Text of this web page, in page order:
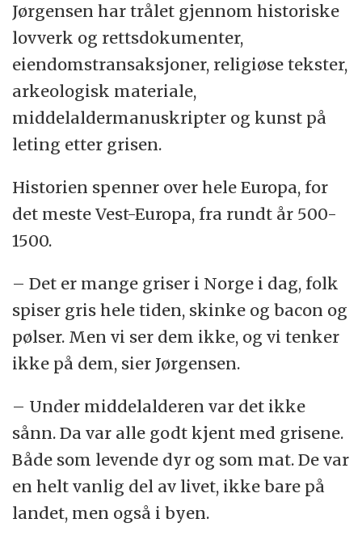
Jørgensen har trålet gjennom historiske
lovverk og rettsdokumenter,
eiendomstransaksjoner, religiøse tekster,
arkeologisk materiale,
middelaldermanuskripter og kunst på
leting etter grisen.
Historien spenner over hele Europa, for
det meste Vest-Europa, fra rundt år 500-
1500.
– Det er mange griser i Norge i dag, folk
spiser gris hele tiden, skinke og bacon og
pølser. Men vi ser dem ikke, og vi tenker
ikke på dem, sier Jørgensen.
– Under middelalderen var det ikke
sånn. Da var alle godt kjent med grisene.
Både som levende dyr og som mat. De var
en helt vanlig del av livet, ikke bare på
landet, men også i byen.